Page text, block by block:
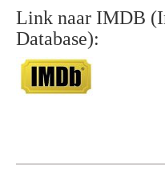
Link naar IMDB
Database):